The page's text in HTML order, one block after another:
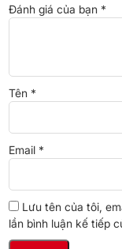
Góc đảo cánh Lên/
Khi chọn chế độ tự
giờ, Dàn lạnh được
Đánh giá của bạn *
Tên *
Email *
Lưu tên của tôi,
lần bình luận kế tiếp